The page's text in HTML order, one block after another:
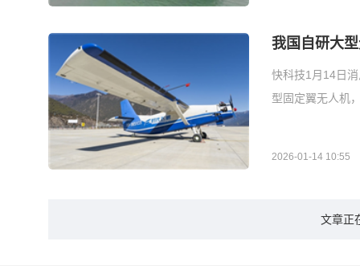
我国自研大
快科技1月14日
型固定翼无人机
2026-01-14 10:55
文章正